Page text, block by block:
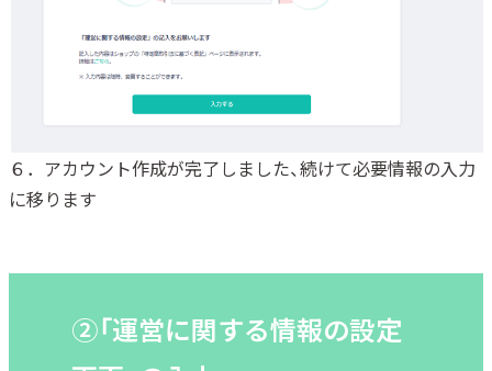
６．アカウント作成が完了しました、続けて必要情報の入力
に移ります
②「運営に関する情報の設定